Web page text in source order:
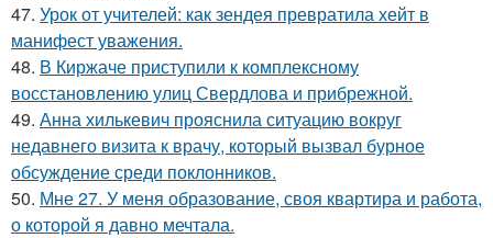
47. Урок от учителей: как зендея превратила хейт в
манифест уважения.
48. В Киржаче приступили к комплексному
восстановлению улиц Свердлова и прибрежной.
49. Анна хилькевич прояснила ситуацию вокруг
недавнего визита к врачу, который вызвал бурное
обсуждение среди поклонников.
50. Мне 27. У меня образование, своя квартира и работа,
о которой я давно мечтала.